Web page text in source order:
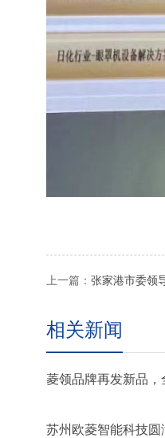
上一篇： 张家港市委领
相关新闻
菱领品牌再发新品
苏州欧菱智能科技